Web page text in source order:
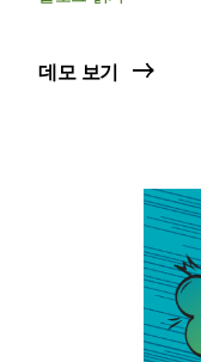
데모 보기